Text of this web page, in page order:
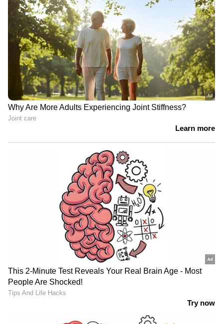
മത്സ്യത്തൊഴിലാളികൾക്കായി
തെരച്ചിൽ തുടരുന്നു|Fishermen